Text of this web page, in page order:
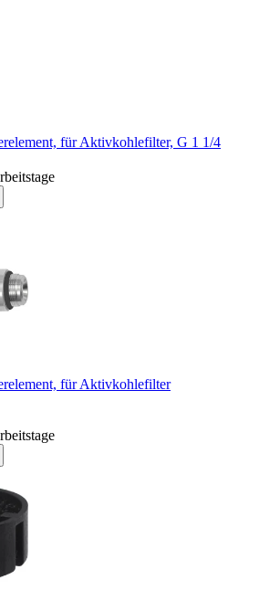
für Aktivkohlefilter, G 1 1/4
für Aktivkohlefilter